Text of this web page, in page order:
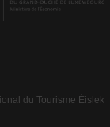
du Tourisme Éislek